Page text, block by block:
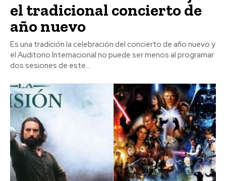
el tradicional concierto de
año nuevo
Es una tradición la celebración del concierto de año nuevo y
el Auditorio Internacional no puede ser menos al programar
dos sesiones de este...